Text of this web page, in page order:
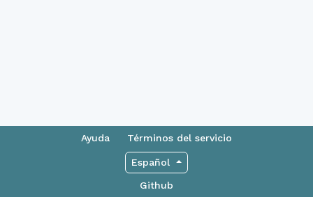
Ayuda Términos del servicio
Español
Github